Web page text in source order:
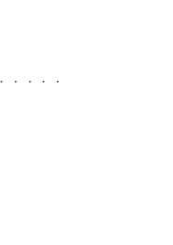
・・・・